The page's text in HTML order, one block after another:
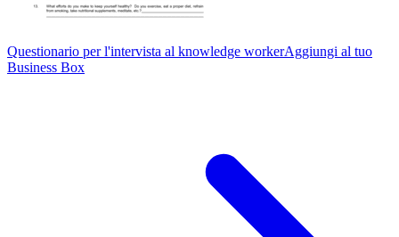
Questionario per l'intervista al knowledge workerAggiungi al tuo
Business Box